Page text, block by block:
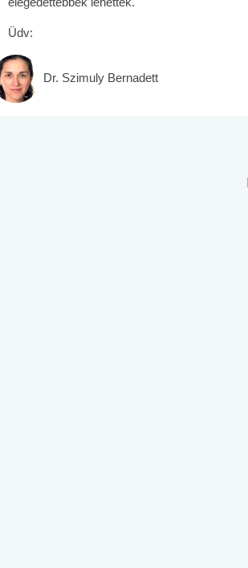
Üdv:
Dr. Szimuly Bernadett